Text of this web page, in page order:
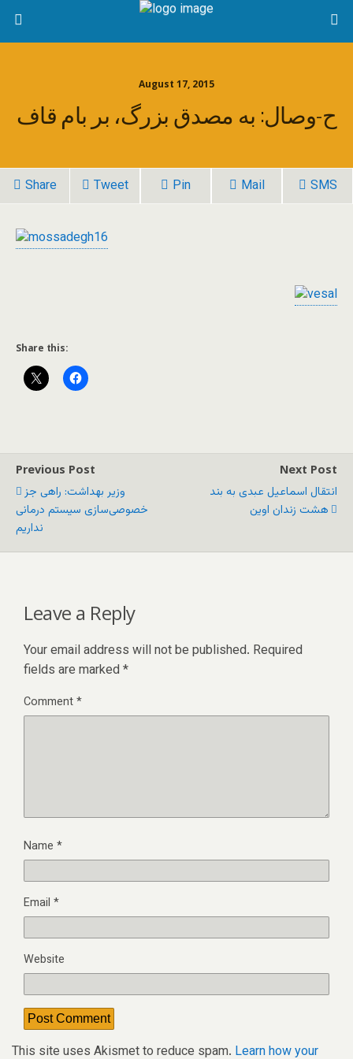
August 17, 2015
ح-وصال: به مصدق بزرگ، بر بام قاف
Share Tweet Pin Mail SMS
Share this:
Previous Post
وزیر بهداشت: راهی جز
خصوصی‌سازی سیستم درمانی
نداریم
Next Post
انتقال اسماعیل عبدی به بند
هشت زندان اوین
Leave a Reply
Your email address will not be published. Required
fields are marked *
Comment*
Name *
Email *
Website
This site uses Akismet to reduce spam. Learn how your